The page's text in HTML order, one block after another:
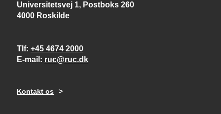
Universitetsvej 1, Postboks 260
4000 Roskilde
Tlf +45 4674 2000
E-mail
ruc@ruc.dk
Kontakt os